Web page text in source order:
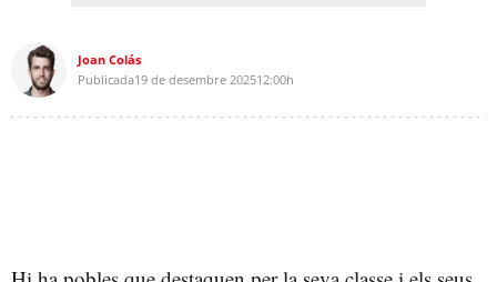
Joan Colás
Publicada19 de desembre 202512:00h